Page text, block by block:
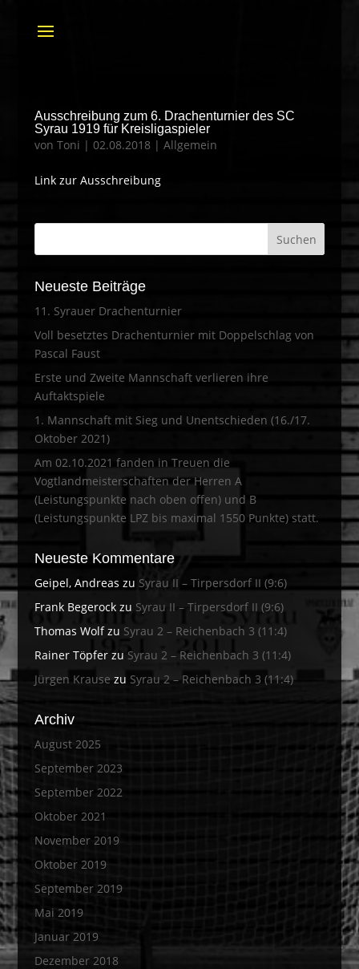
Ausschreibung zum 6. Drachenturnier des SC
Syrau 1919 für Kreisligaspieler
von Toni | 02.08.2018 | Allgemein
Link zur Ausschreibung
Neueste Beiträge
11. Syrauer Drachenturnier
Voll besetztes Drachenturnier mit Doppelschlag von
Pascal Faust
Erste und Zweite Mannschaft verlieren ihre
Auftaktspiele
1. Mannschaft mit Sieg und Unentschieden (16./17.
Oktober 2021)
Am 02.10.2021 fanden in Treuen die
Vogtlandmeisterschaften der Herren A
(Leistungspunkte nach oben offen) und B
(Leistungspunkte LPZ bis maximal 1550 Punkte) statt.
Neueste Kommentare
Geipel, Andreas zu Syrau II – Tirpersdorf II (9:6)
Frank Begerockzu Syrau II – Tirpersdorf II (9:6)
Thomas Wolfzu Syrau 2 – Reichenbach 3 (11:4)
Rainer Töpferzu Syrau 2 – Reichenbach 3 (11:4)
Jürgen Krause zu Syrau 2 – Reichenbach 3 (11:4)
Archiv
August 2025
September 2023
September 2022
Oktober 2021
November 2019
Oktober 2019
September 2019
Mai 2019
Januar 2019
Dezember 2018